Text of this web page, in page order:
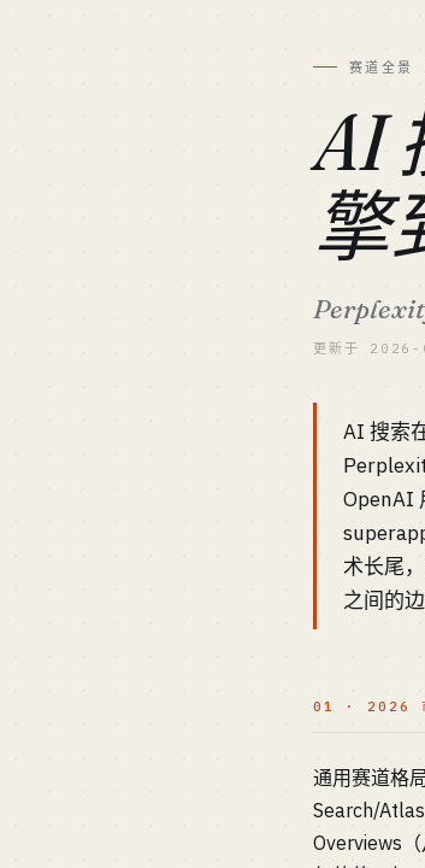
赛道全
AI
擎
更新于
AI 搜索
OpenAI
术长尾
之间的
01 · 2026
通用赛道格
Search/
Overviews